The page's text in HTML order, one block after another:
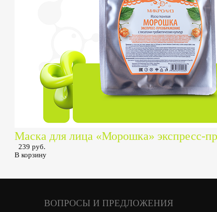
Маска для лица «Морошка» экспресс-
239 руб.
В корзину
ВОПРОСЫ И ПРЕДЛОЖЕНИЯ